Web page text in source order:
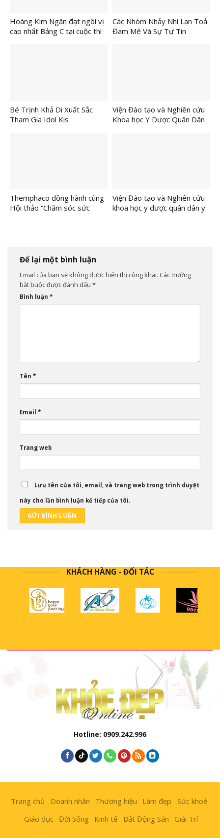
Hoàng Kim Ngân đạt ngôi vị
cao nhất Bảng C tại cuộc thi
Các Nhóm Nhảy Nhí Lan Toả
Đam Mê Và Sự Tự Tin
Bé Trịnh Khả Di Xuất Sắc
Tham Gia Idol Kis
Viện Đào tạo và Nghiên cứu
Khoa học Y Dược Quân Dân
Themphaco đồng hành cùng
Hội thảo “Chăm sóc sức
Viện Đào tạo và Nghiên cứu
khoa học y dược quân dân y
Để lại một bình luận
Email của bạn sẽ không được hiển thị công khai. Các trường
bắt buộc được đánh dấu *
Bình luận *
Tên *
Email *
Trang web
Lưu tên của tôi, email, và trang web trong trình duyệt
này cho lần bình luận kế tiếp của tôi.
KHÁCH HÀNG - ĐỐI TÁC
Hotline: 0909.242.996
Trang chủ Doanh nhân Thương hiệu Làm đẹp
Sức khoẻ
Giáo dục Đời Sống Kinh tế Bất Động Sản Giải Trí